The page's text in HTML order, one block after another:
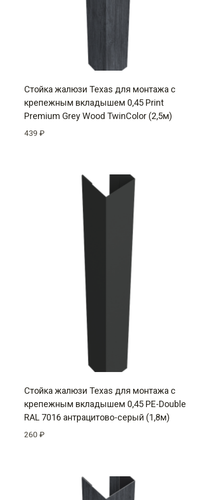
Стойка жалюзи Texas для монтажа с
крепежным вкладышем 0,45 Print
Premium Grey Wood TwinColor (2,5м)
439 ₽
Стойка жалюзи Texas для монтажа с
крепежным вкладышем 0,45 PE-Double
RAL 7016 антрацитово-серый (1,8м)
260 ₽